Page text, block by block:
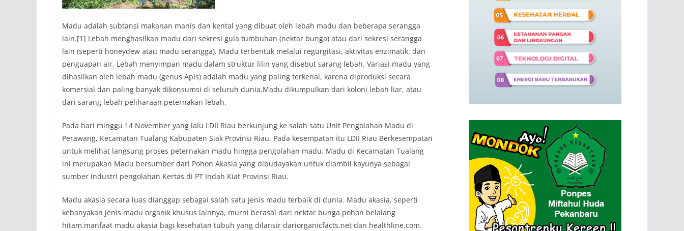
Madu adalah subtansi makanan manis dan kental yang dibuat oleh lebah madu dan beberapa serangga
lain.[1] Lebah menghasilkan madu dari sekresi gula tumbuhan (nektar bunga) atau dari sekresi serangga
lain (seperti honeydew atau madu serangga). Madu terbentuk melalui regurgitasi, aktivitas enzimatik, dan
penguapan air. Lebah menyimpan madu dalam struktur lilin yang disebut sarang lebah. Variasi madu yang
dihasilkan oleh lebah madu (genus Apis) adalah madu yang paling terkenal, karena diproduksi secara
komersial dan paling banyak dikonsumsi di seluruh dunia.Madu dikumpulkan dari koloni lebah liar, atau
dari sarang lebah peliharaan peternakan lebah.
Pada hari minggu 14 November yang lalu LDII Riau berkunjung ke salah satu Unit Pengolahan Madu di
Perawang, Kecamatan Tualang Kabupaten Siak Provinsi Riau. Pada kesempatan itu LDII Riau Berkesempatan
untuk melihat langsung proses peternakan madu hingga pengolahan madu. Madu di Kecamatan Tualang
ini merupakan Madu bersumber dari Pohon Akasia yang dibudayakan untuk diambil kayunya sebagai
sumber industri pengolahan Kertas di PT Indah Kiat Provinsi Riau.
Madu akasia secara luas dianggap sebagai salah satu jenis madu terbaik di dunia. Madu akasia, seperti
kebanyakan jenis madu organik khusus lainnya, murni berasal dari nektar bunga pohon belalang
hitam.manfaat madu akasia bagi kesehatan tubuh yang dilansir dariorganicfacts.net dan healthline.com.